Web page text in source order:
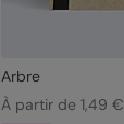
Arbre
À partir de 1,49 €